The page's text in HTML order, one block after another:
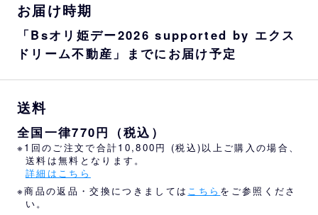
お届け時期
「Bsオリ姫デー2026 supported by エクス
ドリーム不動産」までにお届け予定
送料
全国一律770円（税込）
※1回のご注文で合計10,800円 (税込)以上ご購入の場合、
送料は無料となります。
詳細はこちら
※商品の返品・交換につきましては こちら をご参照くださ
い。